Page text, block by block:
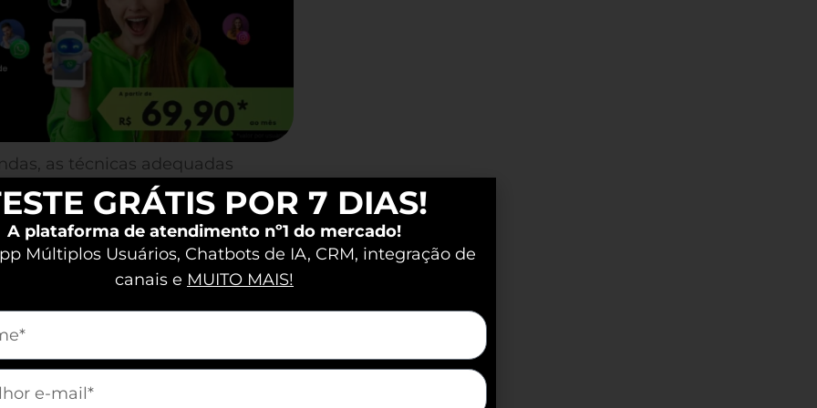
as técnicas adequadas
você inove e se adapte em um
artigo, exploraremos
como aplicá-las e os erros a
vendas?
de Vendas para
GRÁTIS POR 7 DIAS!
A plataforma de atendimento nº1 do mercado!
Múltiplos Usuários, Chatbots de IA, CRM, integração de
canais e MUITO MAIS!